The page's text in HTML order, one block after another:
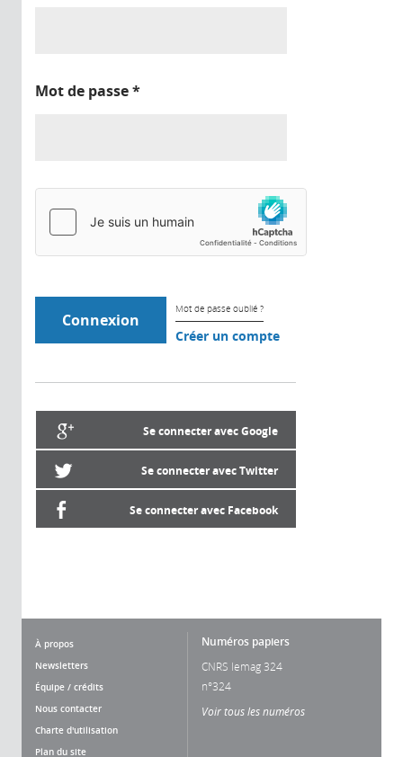
Mot de passe*
Mot de passe oublié ?
Créer un compte
Se connecter avec Google
Se connecter avec Twitter
Se connecter avec Facebook
À propos
Newsletters
Équipe / crédits
Nous contacter
Charte d'utilisation
Plan du site
Numéros papiers
CNRS lemag 324
n°324
Voir tous les numéros